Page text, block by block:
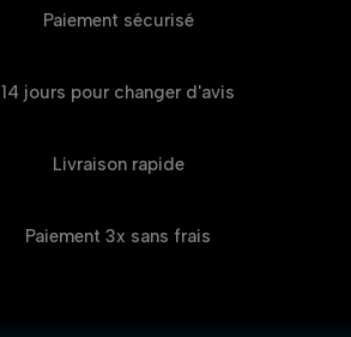
Paiement sécurisé
14 jours pour changer d'avis
Livraison rapide
Paiement 3x sans frais